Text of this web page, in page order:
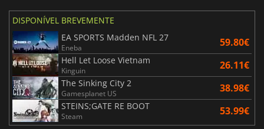
DISPONÍVEL BREVEMENTE
EA SPORTS Madden NFL 27
Eneba 59.80€
Hell Let Loose Vietnam
Kinguin 26.11€
The Sinking City 2
Gamesplanet US 38.98€
STEINS;GATE RE BOOT
Steam 53.99€